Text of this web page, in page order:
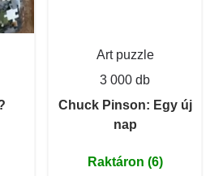
Art puzzle
3 000 db
Chuck Pinson: Egy új
nap
Raktáron (6)